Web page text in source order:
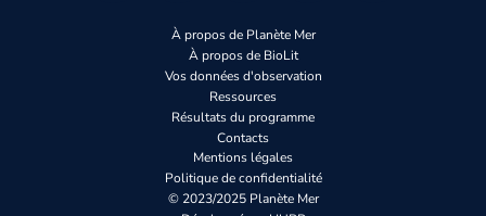
À propos de Planète Mer
À propos de BioLit
Vos données d'observation
Ressources
Résultats du programme
Contacts
Mentions légales
Politique de confidentialité
© 2023/2025 Planète Mer